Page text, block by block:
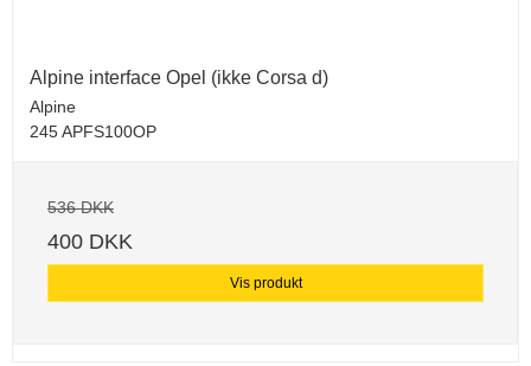
Alpine interface Opel (ikke Corsa d)
Alpine
245 APFS100OP
536 DKK
400 DKK
Vis produkt